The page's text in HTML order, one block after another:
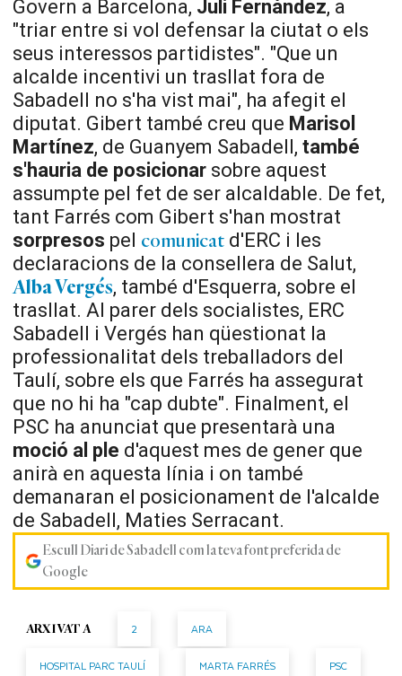
Govern a Barcelona, Juli Fernàndez, a
"triar entre si vol defensar la ciutat o els
seus interessos partidistes". "Que un
alcalde incentivi un trasllat fora de
Sabadell no s'ha vist mai", ha afegit el
diputat. Gibert també creu que Marisol
Martínez, de Guanyem Sabadell,també
s'hauria de posicionar sobre aquest
assumpte pel fet de ser alcaldable. De fet,
tant Farrés com Gibert s'han mostrat
sorpresos pel comunicat d'ERC i les
declaracions de la consellera de Salut,
Alba Vergés, també d'Esquerra, sobre el
trasllat. Al parer dels socialistes, ERC
Sabadell i Vergés han qüestionat la
professionalitat dels treballadors del
Taulí, sobre els que Farrés ha assegurat
que no hi ha "cap dubte". Finalment, el
PSC ha anunciat que presentarà una
moció al ple d'aquest mes de gener que
anirà en aquesta línia i on també
demanaran el posicionament de l'alcalde
de Sabadell, Maties Serracant.
Escull Diari de Sabadell com la teva font preferida de
Google
ARXIVAT A 2 ARA
HOSPITAL PARC TAULÍ MARTA FARRÉS PSC